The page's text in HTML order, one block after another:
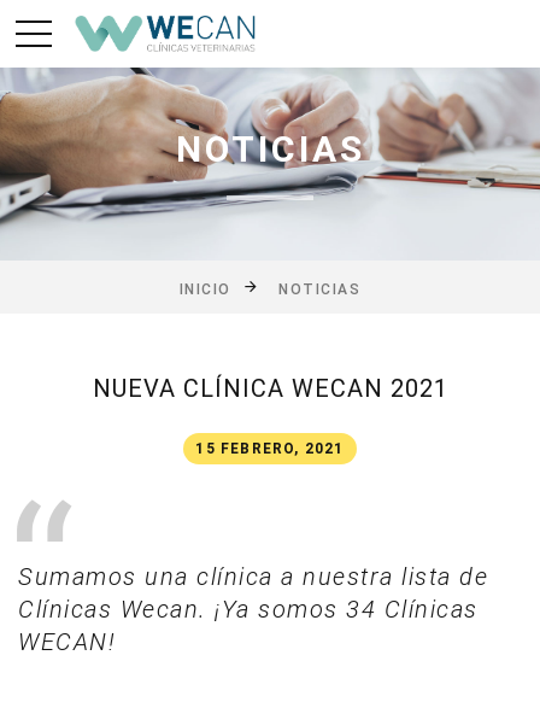
NOTICIAS
INICIO NOTICIAS
NUEVA CLÍNICA WECAN 2021
15 FEBRERO, 2021
Sumamos una clínica a nuestra lista de
Clínicas Wecan. ¡Ya somos 34 Clínicas
WECAN!